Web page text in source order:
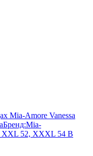
Mia-Amore Vanessa
Бренд:Mia-
XXL 52, XXXL 54 В